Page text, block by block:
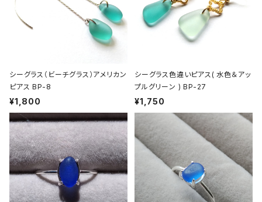
シーグラス（ビーチグラス）アメリカン
ピアス BP-8
¥1,800
シーグラス色違いピアス( 水色＆アッ
プルグリーン ) BP-27
¥1,750